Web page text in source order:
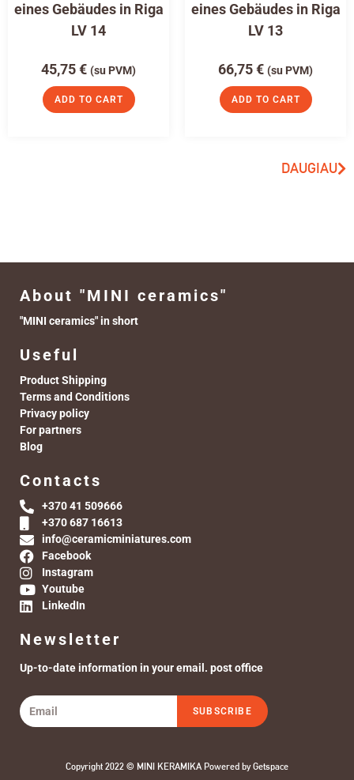
eines Gebäudes in Riga
LV 14
45,75€ (su PVM)
ADD TO CART
eines Gebäudes in Riga
LV 13
66,75€ (su PVM)
ADD TO CART
DAUGIAU
About "MINI ceramics"
"MINI ceramics" in short
Useful
Product Shipping
Terms and Conditions
Privacy policy
For partners
Blog
Contacts
+370 41 509666
+370 687 16613
info@ceramicminiatures.com
Facebook
Instagram
Youtube
LinkedIn
Newsletter
Up-to-date information in your email. post office
SUBSCRIBE
Copyright 2022 © MINI KERAMIKA Powered byGetspace